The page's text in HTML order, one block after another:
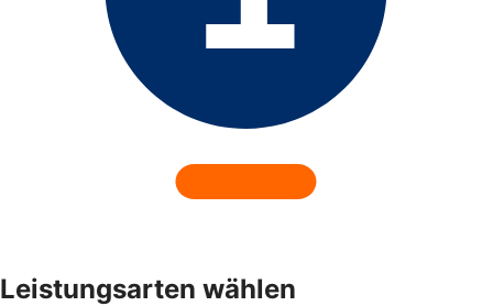
Leistungsarten wählen